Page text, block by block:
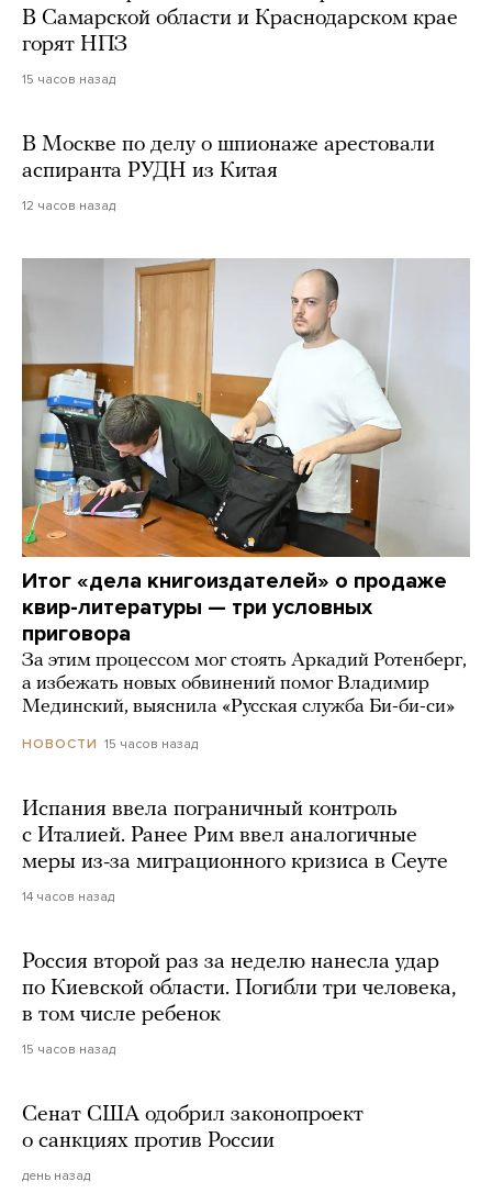
В Самарской области и Краснодарском крае
горят НПЗ
15 часов назад
В Москве по делу о шпионаже арестовали
аспиранта РУДН из Китая
12 часов назад
Итог «дела книгоиздателей» о продаже
квир-литературы — три условных
приговора
За этим процессом мог стоять Аркадий Ротенберг,
а избежать новых обвинений помог Владимир
Мединский, выяснила «Русская служба Би-би-си»
НОВОСТИ 15 часов назад
Испания ввела пограничный контроль
с Италией. Ранее Рим ввел аналогичные
меры из-за миграционного кризиса в Сеуте
14 часов назад
Россия второй раз за неделю нанесла удар
по Киевской области. Погибли три человека,
в том числе ребенок
15 часов назад
Сенат США одобрил законопроект
о санкциях против России
день назад